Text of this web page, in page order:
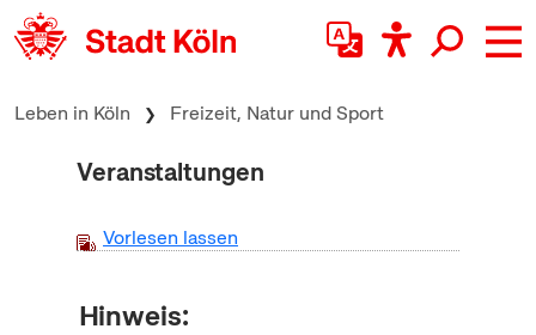
zum Inhalt springen
Leben in Köln Freizeit, Natur und Sport
Veranstaltungen
Vorlesen lassen
Hinweis: